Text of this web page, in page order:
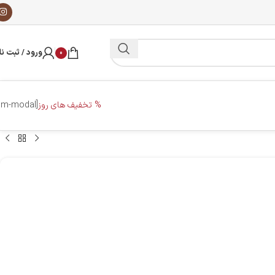
0 ورود / ثبت
% تخفیف های روز[dm-modal]